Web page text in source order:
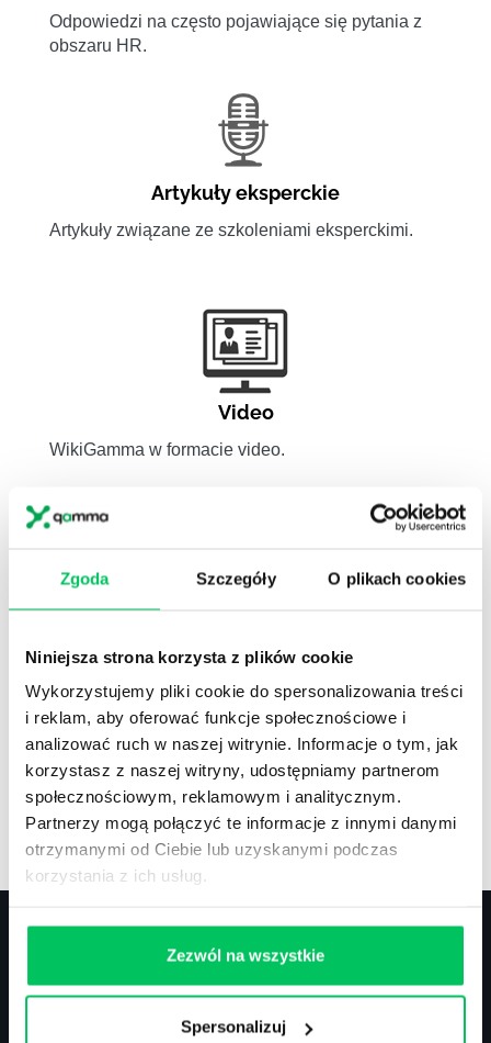
Zgoda Szczegóły O plikach cookies
Niniejsza strona korzysta z plików cookie
Wykorzystujemy pliki cookie do spersonalizowania treści
i reklam, aby oferować funkcje społecznościowe i
analizować ruch w naszej witrynie. Informacje o tym, jak
korzystasz z naszej witryny, udostępniamy partnerom
społecznościowym, reklamowym i analitycznym.
Partnerzy mogą połączyć te informacje z innymi danymi
otrzymanymi od Ciebie lub uzyskanymi podczas
korzystania z ich usług.
Zezwól na wszystkie
Spersonalizuj
Odpowiedzi na często pojawiające się pytania z
obszaru HR.
Artykuły eksperckie
Artykuły związane ze szkoleniami eksperckimi.
Video
WikiGamma w formacie video.
zawodów.
Artykuły,Artykuły cd.,Prawo
Standardowe informacje z obszaru szkoleń.
Kontakt